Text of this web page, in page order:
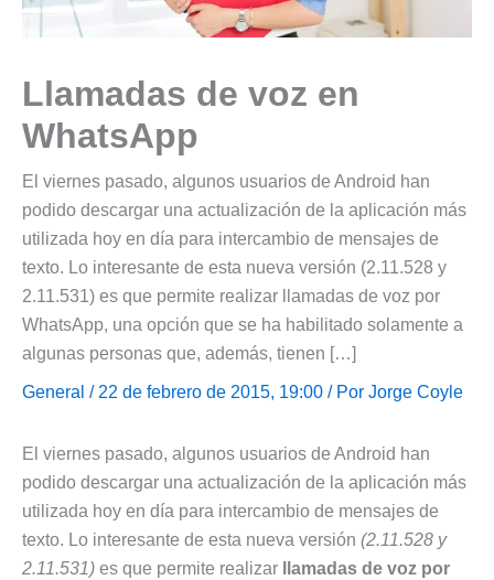
Llamadas de voz en
WhatsApp
El viernes pasado, algunos usuarios de Android han
podido descargar una actualización de la aplicación más
utilizada hoy en día para intercambio de mensajes de
texto. Lo interesante de esta nueva versión (2.11.528 y
2.11.531) es que permite realizar llamadas de voz por
WhatsApp, una opción que se ha habilitado solamente a
algunas personas que, además, tienen […]
General / 22 de febrero de 2015, 19:00 / Por Jorge Coyle
El viernes pasado, algunos usuarios de Android han
podido descargar una actualización de la aplicación más
utilizada hoy en día para intercambio de mensajes de
texto. Lo interesante de esta nueva versión (2.11.528 y
2.11.531) es que permite realizar
llamadas de voz por